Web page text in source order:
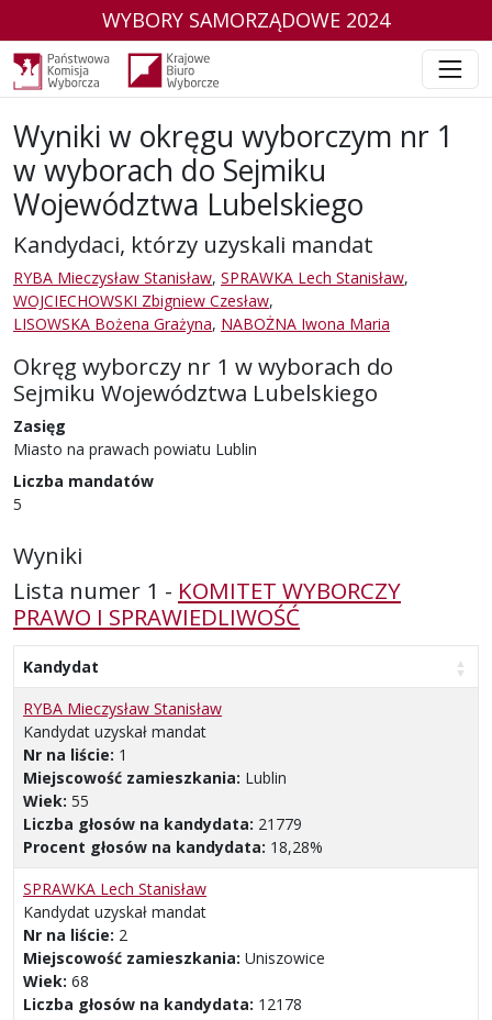
WYBORY SAMORZĄDOWE 2024
Wyniki w okręgu wyborczym nr 1
w wyborach do Sejmiku
Województwa Lubelskiego
Kandydaci, którzy uzyskali mandat
RYBA Mieczysław Stanisław, SPRAWKA Lech Stanisław,
WOJCIECHOWSKI Zbigniew Czesław,
LISOWSKA Bożena Grażyna, NABOŻNA Iwona Maria
Okręg wyborczy nr 1 w wyborach do
Sejmiku Województwa Lubelskiego
Zasięg
Miasto na prawach powiatu Lublin
Liczba mandatów
5
Wyniki
Lista numer 1 - KOMITET WYBORCZY
PRAWO I SPRAWIEDLIWOŚĆ
Kandydat
RYBA Mieczysław Stanisław
Kandydat uzyskał mandat
Nr na liście: 1
Miejscowość zamieszkania: Lublin
Wiek: 55
Liczba głosów na kandydata: 21779
Procent głosów na kandydata: 18,28%
SPRAWKA Lech Stanisław
Kandydat uzyskał mandat
Nr na liście: 2
Miejscowość zamieszkania: Uniszowice
Wiek: 68
Liczba głosów na kandydata: 12178